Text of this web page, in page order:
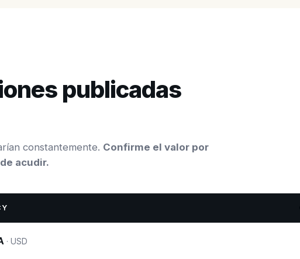
publicadas
constantemente. Confirme el valor por
acudir.
· USD